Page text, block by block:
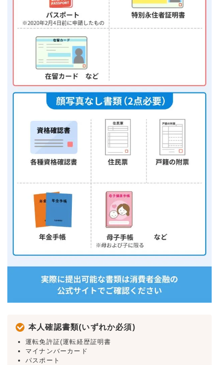
本人確認書類(いずれか必須)
運転免許証(運転経歴証明書
マイナンバーカード
パスポート